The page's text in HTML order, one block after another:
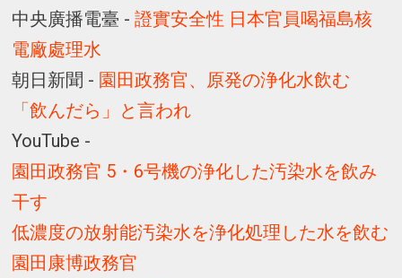
中央廣播電臺 -證實安全性 日本官員喝福島核
電廠處理水
朝日新聞 - 園田政務官、原発の浄化水飲む
「飲んだら」と言われ
YouTube -
園田政務官 5・6号機の浄化した汚染水を飲み
干す
低濃度の放射能汚染水を浄化処理した水を飲む
園田康博政務官